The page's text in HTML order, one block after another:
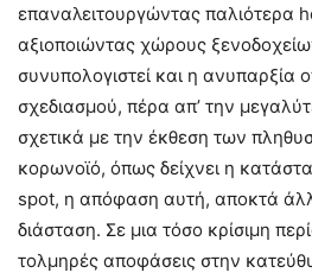
επαναλειτουργώντας παλιότερα
αξιοποιώντας χώρους
συνυπολογιστεί και η ανυπαρξία
σχεδιασμού, πέρα απ’ την
σχετικά με την έκθεση των
κορωνοϊό, όπως δείχνει η
spot, η απόφαση αυτή, αποκτά
διάσταση. Σε μια τόσο κρίσιμη
τολμηρές αποφάσεις στην